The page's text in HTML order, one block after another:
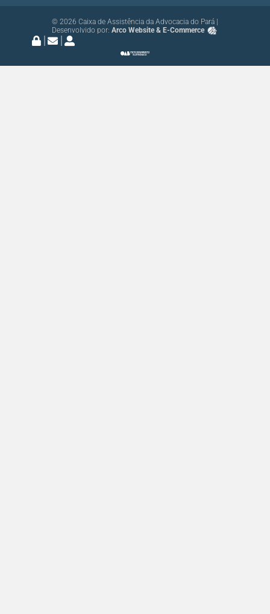
© 2026 Caixa de Assistência da Advocacia do Pará |
Desenvolvido por: Arco Website & E-Commerce